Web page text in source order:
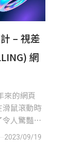
– 視差
網
來的網頁
鼠滾動時
人驚豔的
2023/09/19